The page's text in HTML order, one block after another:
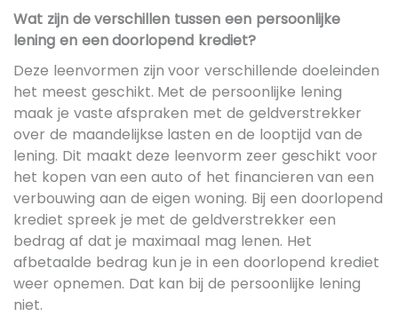
Wat zijn de verschillen tussen een persoonlijke
lening en een doorlopend krediet?
Deze leenvormen zijn voor verschillende doeleinden
het meest geschikt. Met de persoonlijke lening
maak je vaste afspraken met de geldverstrekker
over de maandelijkse lasten en de looptijd van de
lening. Dit maakt deze leenvorm zeer geschikt voor
het kopen van een auto of het financieren van een
verbouwing aan de eigen woning. Bij een doorlopend
krediet spreek je met de geldverstrekker een
bedrag af dat je maximaal mag lenen. Het
afbetaalde bedrag kun je in een doorlopend krediet
weer opnemen. Dat kan bij de persoonlijke lening
niet.